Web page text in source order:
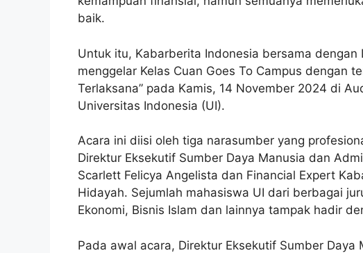
baik.
Untuk itu, Kabarberita Indonesia bersama dengan
menggelar Kelas Cuan Goes To Campus dengan
Terlaksana” pada Kamis, 14 November 2024 di
Universitas Indonesia (UI).
Acara ini diisi oleh tiga narasumber yang
Direktur Eksekutif Sumber Daya Manusia dan
Scarlett Felicya Angelista dan Financial Expert
Hidayah. Sejumlah mahasiswa UI dari berbagai
Ekonomi, Bisnis Islam dan lainnya tampak hadir
Pada awal acara, Direktur Eksekutif Sumber Daya